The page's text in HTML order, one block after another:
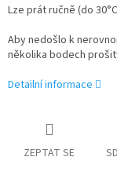
Lze prát ručně (do
Aby nedošlo k
několika bodech
Detailní informace
ZEPTAT SE